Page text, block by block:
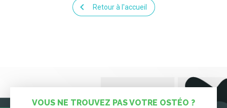
Retour à l'accueil
VOUS NE TROUVEZ PAS VOTRE OSTÉO ?